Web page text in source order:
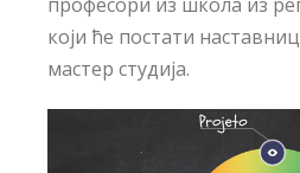
који ће постати
мастер студија.